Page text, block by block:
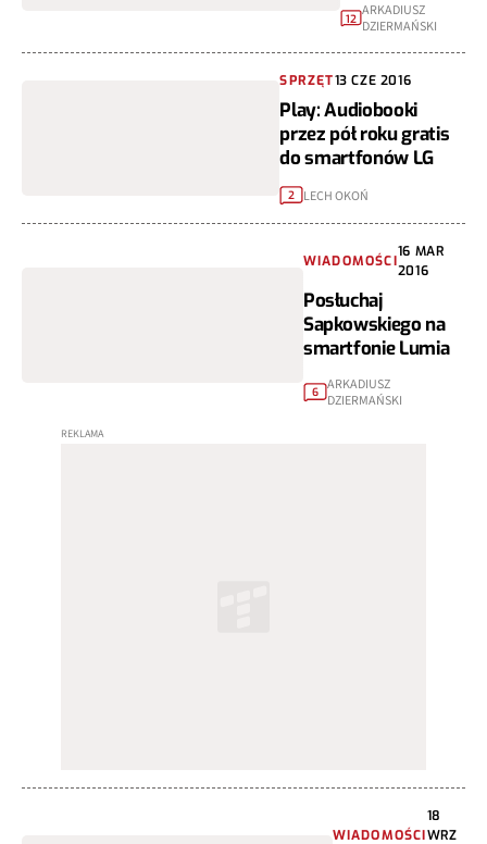
12 ARKADIUSZ
DZIERMAŃSKI
SPRZĘT13 CZE 2016
Play: Audiobooki
przez pół roku gratis
do smartfonów LG
2 LECH OKOŃ
WIADOMOŚCI
16 MAR
2016
Posłuchaj
Sapkowskiego na
smartfonie Lumia
6
ARKADIUSZ
DZIERMAŃSKI
WIADOMOŚCI
18
WRZ